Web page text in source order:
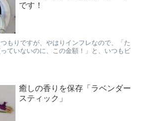
です！
もりですが、やはりインフレなので、「た
ていないのに、この金額！」と、いつもビ
癒しの香りを保存「ラベンダー
スティック」